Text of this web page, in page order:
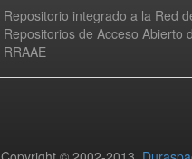
Repositorio integrado a la Red
Repositorios de Acceso Abierto
RRAAE